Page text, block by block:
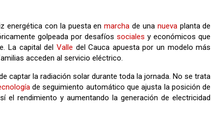
energética con la puesta enmarcha de una nuevaplanta de
golpeada por desafíossociales y económicos que
La capital del Valle del Cauca apuesta por un modelo más
acceden al servicio eléctrico.
captar la radiación solar durante toda la jornada. No se trata
de seguimiento automático que ajusta la posición de
el rendimiento y aumentando la generación de electricidad